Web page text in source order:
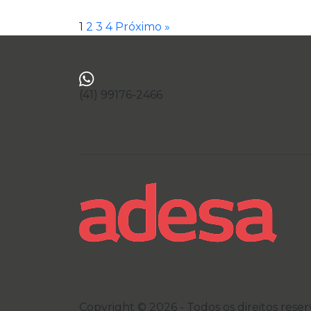
1 2 3 4 Próximo »
(41) 99176-2466
Copyright © 2026 - Todos os direitos